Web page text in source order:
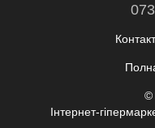
©
Інтернет-